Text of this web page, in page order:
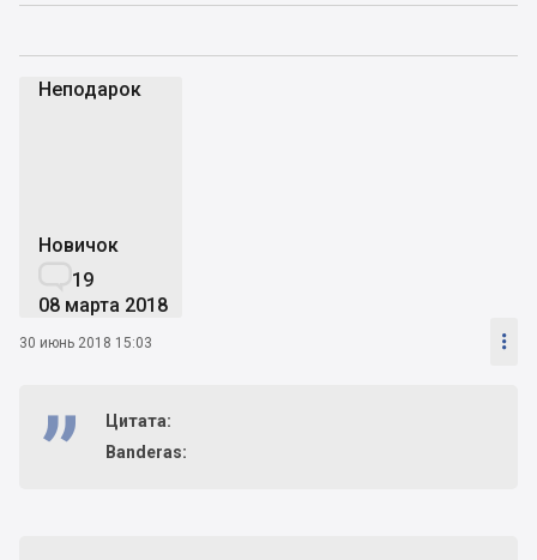
Неподарок
Новичок
19
08 марта 2018
30 июнь 2018 15:03 
Цитата:
Banderas: